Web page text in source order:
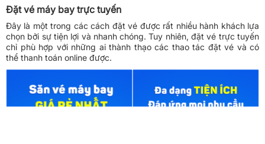
Đặt vé máy bay trực tuyến
Đây là một trong các cách đặt vé được rất nhiều hành khách lựa
chọn bởi sự tiện lợi và nhanh chóng. Tuy nhiên, đặt vé trực tuyến
chỉ phù hợp với những ai thành thạo các thao tác đặt vé và có
thể thanh toán online được.